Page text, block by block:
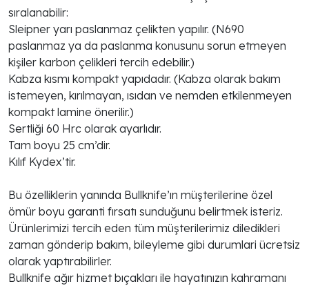
sıralanabilir:
Sleipner yarı paslanmaz çelikten yapılır. (N690
paslanmaz ya da paslanma konusunu sorun etmeyen
kişiler karbon çelikleri tercih edebilir.)
Kabza kısmı kompakt yapıdadır. (Kabza olarak bakım
istemeyen, kırılmayan, ısıdan ve nemden etkilenmeyen
kompakt lamine önerilir.)
Sertliği 60 Hrc olarak ayarlıdır.
Tam boyu 25 cm’dir.
Kılıf Kydex’tir.
Bu özelliklerin yanında Bullknife’ın müşterilerine özel
ömür boyu garanti fırsatı sunduğunu belirtmek isteriz.
Ürünlerimizi tercih eden tüm müşterilerimiz diledikleri
zaman gönderip bakım, bileyleme gibi durumlari ücretsiz
olarak yaptırabilirler.
Bullknife ağır hizmet bıçakları ile hayatınızın kahramanı